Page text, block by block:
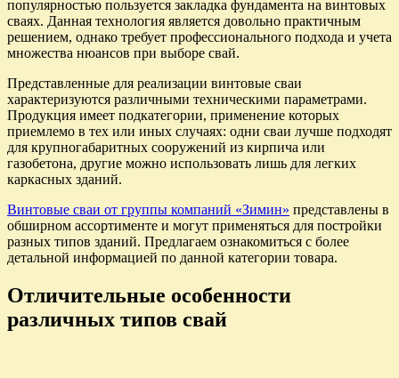
популярностью пользуется закладка фундамента на винтовых
сваях. Данная технология является довольно практичным
решением, однако требует профессионального подхода и учета
множества нюансов при выборе свай.
Представленные для реализации винтовые сваи
характеризуются различными техническими параметрами.
Продукция имеет подкатегории, применение которых
приемлемо в тех или иных случаях: одни сваи лучше подходят
для крупногабаритных сооружений из кирпича или
газобетона, другие можно использовать лишь для легких
каркасных зданий.
Винтовые сваи от группы компаний «Зимин» представлены в
обширном ассортименте и могут применяться для постройки
разных типов зданий. Предлагаем ознакомиться с более
детальной информацией по данной категории товара.
Отличительные особенности
различных типов свай